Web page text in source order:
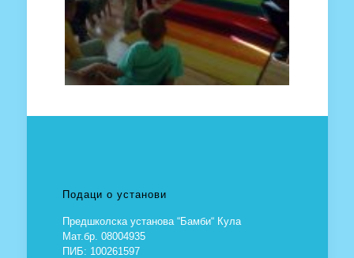
Подаци о установи
Предшколска установа “Бамби“ Кула
Мат.бр. 08004935
ПИБ: 100261597